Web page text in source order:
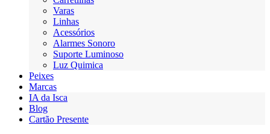
Varas
Linhas
Acessórios
Alarmes Sonoro
Suporte Luminoso
Luz Quimica
Peixes
Marcas
IA da Isca
Blog
Cartão Presente